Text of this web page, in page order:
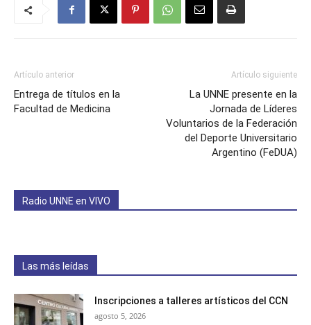
Artículo anterior
Entrega de títulos en la
Facultad de Medicina
Artículo siguiente
La UNNE presente en la
Jornada de Líderes
Voluntarios de la Federación
del Deporte Universitario
Argentino (FeDUA)
Radio UNNE en VIVO
Las más leídas
Inscripciones a talleres artísticos del CCN
agosto 5, 2026